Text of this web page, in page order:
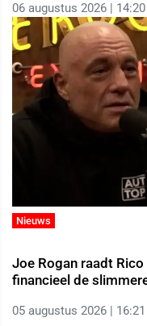
06 augustus 2026 | 14:20
Nieuws
Joe Rogan raadt Rico
financieel de
05 augustus 2026 | 16:21